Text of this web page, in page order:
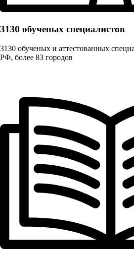
3130 обученых cпециалистов
3130 обученых и аттестованных
РФ, более 83 городов